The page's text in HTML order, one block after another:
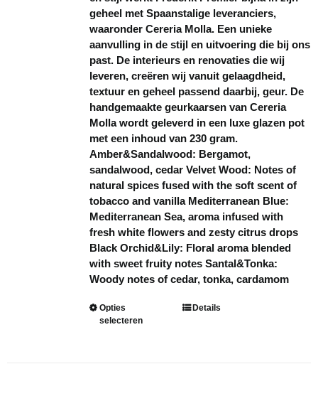
geheel met Spaanstalige leveranciers,
waaronder Cereria Molla. Een unieke
aanvulling in de stijl en uitvoering die bij ons
past. De interieurs en renovaties die wij
leveren, creëren wij vanuit gelaagdheid,
textuur en geheel passend daarbij, geur. De
handgemaakte geurkaarsen van Cereria
Molla wordt geleverd in een luxe glazen pot
met een inhoud van 230 gram.
Amber&Sandalwood: Bergamot,
sandalwood, cedar Velvet Wood: Notes of
natural spices fused with the soft scent of
tobacco and vanilla Mediterranean Blue:
Mediterranean Sea, aroma infused with
fresh white flowers and zesty citrus drops
Black Orchid&Lily: Floral aroma blended
with sweet fruity notes Santal&Tonka:
Woody notes of cedar, tonka, cardamom
Opties
selecteren
DitDetails